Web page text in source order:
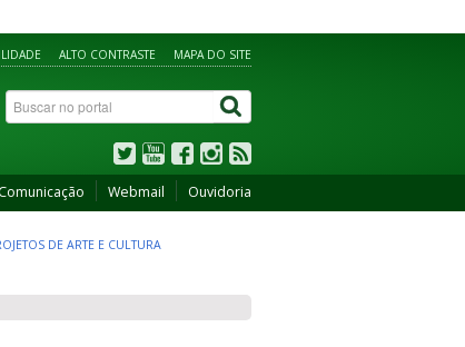
ALTO CONTRASTE MAPA DO SITE
Comunicação Webmail Ouvidoria
DE ARTE E CULTURA